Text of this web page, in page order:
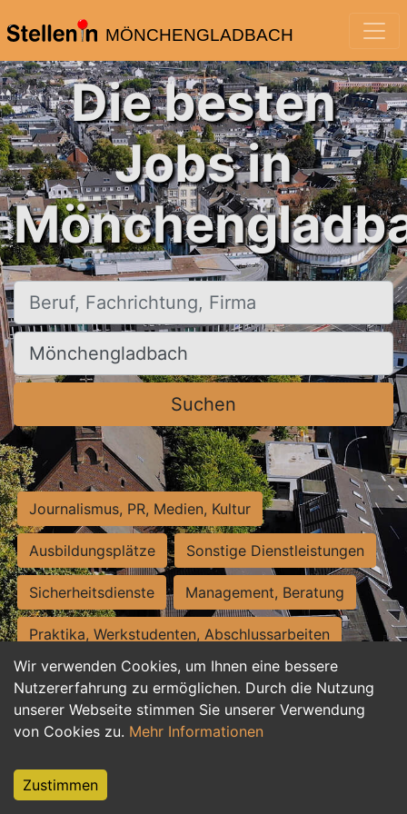
MÖNCHENGLADBACH
Wir verwenden Cookies, um Ihnen eine bessere
Nutzererfahrung zu ermöglichen. Durch die Nutzung
unserer Webseite stimmen Sie unserer Verwendung
von Cookies zu. Mehr Informationen
Zustimmen
Die besten
Jobs in
Beruf, Fachrichtung, Firma
Ort, Stadt
Suchen
Journalismus, PR, Medien, Kultur
Ausbildungsplätze Sonstige Dienstleistungen
Sicherheitsdienste Management, Beratung
Praktika, Werkstudenten, Abschlussarbeiten
Personalwesen Assistenz, Sekretariat
Hilfskräfte, Aushilfs- und Nebenjobs
Weiterbildung, Studium, duale Ausbildung